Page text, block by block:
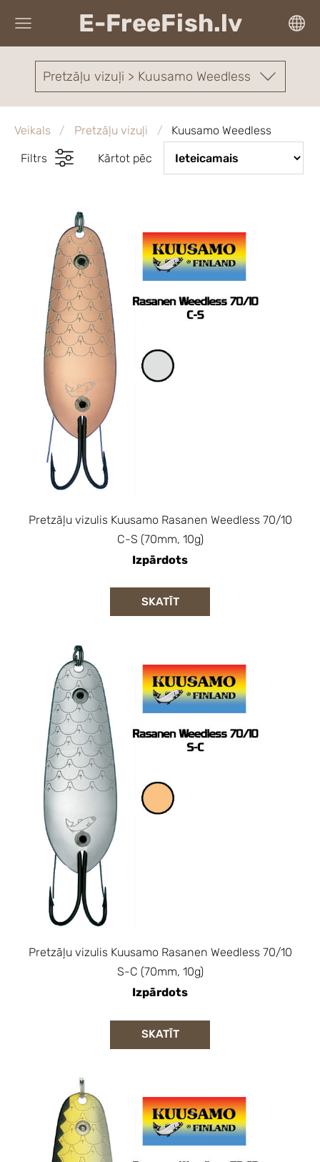
E-FreeFish.lv
Pretzāļu vizuļi > Kuusamo Weedless
Veikals Pretzāļu vizuļi Kuusamo Weedless
Filtrs Kārtot pēc
Pretzāļu vizulis Kuusamo Rasanen Weedless 70/10
C-S (70mm, 10g)
Izpārdots
SKATĪT
Pretzāļu vizulis Kuusamo Rasanen Weedless 70/10
S-C (70mm, 10g)
Izpārdots
SKATĪT